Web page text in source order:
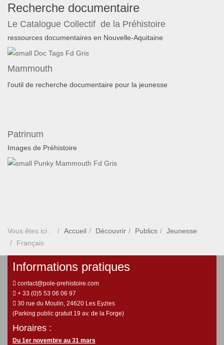
Recherche documentaire
Le Catalogue Collectif de la Préhistoire
ressources documentaires en Nouvelle-Aquitaine
Mammouth
l'outil de recherche documentaire pour la jeunesse
Patrinum
Images de Préhistoire
Vous êtes ici : Accueil Découvrir Publics
Jeunesse
Français
Informations pratiques
contact@pole-prehistoire.com
+ 33 (0)5 53 06 06 97
30 rue du Moulin, 24620 Les Eyzies
(Parking public gratuit 19 av. de la Forge)
Horaires :
Du 1er novembre au 31 mars